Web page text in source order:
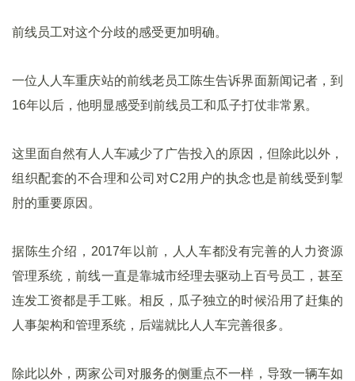
前线员工对这个分歧的感受更加明确。
一位人人车重庆站的前线老员工陈生告诉界面新闻记者，到
16年以后，他明显感受到前线员工和瓜子打仗非常累。
这里面自然有人人车减少了广告投入的原因，但除此以外，
组织配套的不合理和公司对C2用户的执念也是前线受到掣
肘的重要原因。
据陈生介绍，2017年以前，人人车都没有完善的人力资源
管理系统，前线一直是靠城市经理去驱动上百号员工，甚至
连发工资都是手工账。相反，瓜子独立的时候沿用了赶集的
人事架构和管理系统，后端就比人人车完善很多。
除此以外，两家公司对服务的侧重点不一样，导致一辆车如